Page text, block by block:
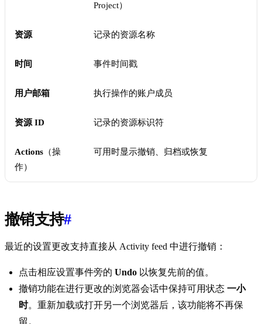
Project）
资源 记录的资源名称
时间 事件时间戳
用户邮箱 执行操作的账户成员
资源 ID 记录的资源标识符
Actions （操
作）
可用时显示撤销、归档或恢复
撤销支持#
最近的设置更改支持直接从 Activity feed 中进行撤销：
点击相应设置事件旁的 Undo 以恢复先前的值。
撤销功能在进行更改的浏览器会话中保持可用状态 一小
时。重新加载或打开另一个浏览器后，该功能将不再保
留。